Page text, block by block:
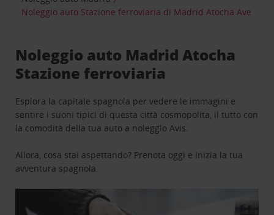
Noleggio auto Stazione ferroviaria di Madrid Atocha Ave
Noleggio auto Madrid Atocha
Stazione ferroviaria
Esplora la capitale spagnola per vedere le immagini e
sentire i suoni tipici di questa città cosmopolita, il tutto con
la comodità della tua auto a noleggio Avis.
Allora, cosa stai aspettando? Prenota oggi e inizia la tua
avventura spagnola.